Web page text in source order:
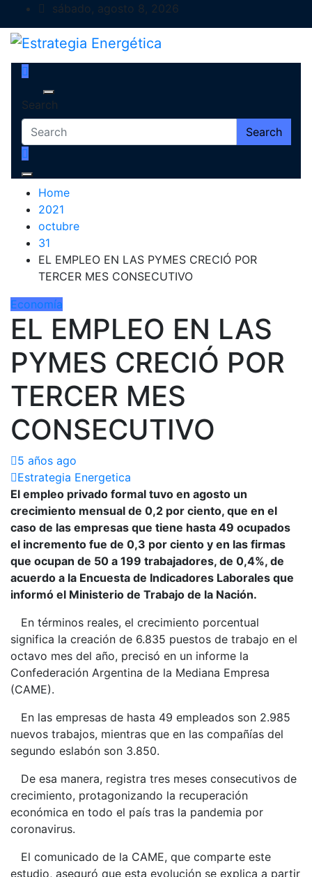
to
content
sábado, agosto 8, 2026
Estrategia Energética
Magazine de Debate
Search
Search
Home
2021
octubre
31
EL EMPLEO EN LAS PYMES CRECIÓ POR
TERCER MES CONSECUTIVO
Economía
EL EMPLEO EN LAS
PYMES CRECIÓ POR
TERCER MES
CONSECUTIVO
5 años ago
Estrategia Energetica
El empleo privado formal tuvo en agosto un
crecimiento mensual de 0,2 por ciento, que en el
caso de las empresas que tiene hasta 49 ocupados
el incremento fue de 0,3 por ciento y en las firmas
que ocupan de 50 a 199 trabajadores, de 0,4%, de
acuerdo a la Encuesta de Indicadores Laborales que
informó el Ministerio de Trabajo de la Nación.
En términos reales, el crecimiento porcentual
significa la creación de 6.835 puestos de trabajo en el
octavo mes del año, precisó en un informe la
Confederación Argentina de la Mediana Empresa
(CAME).
En las empresas de hasta 49 empleados son 2.985
nuevos trabajos, mientras que en las compañías del
segundo eslabón son 3.850.
De esa manera, registra tres meses consecutivos de
crecimiento, protagonizando la recuperación
económica en todo el país tras la pandemia por
coronavirus.
El comunicado de la CAME, que comparte este
estudio, aseguró que esta evolución se explica a partir